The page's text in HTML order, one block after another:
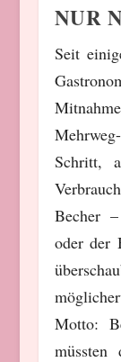
NUR
Seit
Schritt,
Becher
oder der
Motto:
müssten